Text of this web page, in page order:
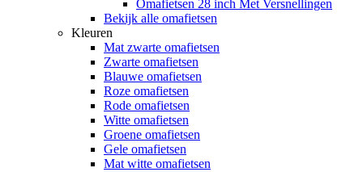
Omafietsen 28 inch Met Versnellingen
Bekijk alle omafietsen
Kleuren
Mat zwarte omafietsen
Zwarte omafietsen
Blauwe omafietsen
Roze omafietsen
Rode omafietsen
Witte omafietsen
Groene omafietsen
Gele omafietsen
Mat witte omafietsen